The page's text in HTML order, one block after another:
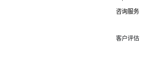
咨询服务
客户评估